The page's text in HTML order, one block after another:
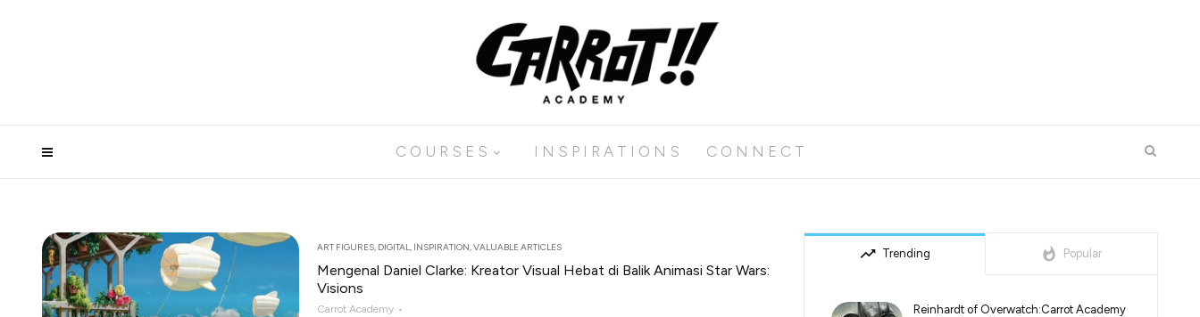
C O U R S E S I N S P I R A T I O N S C O N N E C T
ART FIGURES, DIGITAL, INSPIRATION,VALUABLE ARTICLES
Mengenal Daniel Clarke: Kreator Visual Hebat di Balik Animasi Star Wars:
Visions
Carrot Academy
trending_up Trending whatshot Popular
Reinhardt of Overwatch:Carrot Academy